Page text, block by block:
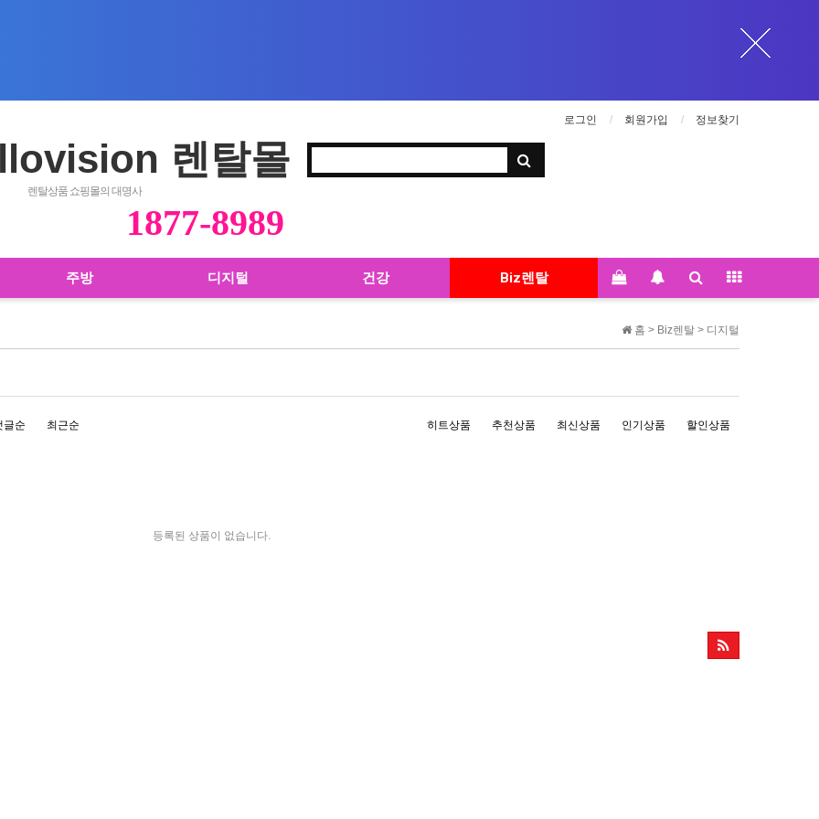
로그인 회원가입 정보찾기
렌탈몰
렌탈상품 쇼핑몰의 대명사
1877-8989
주방 디지털 건강 Biz렌탈
홈 > Biz렌탈 > 디지털
글순 최근순 히트상품 추천상품 최신상품 인기상품 할인상품
등록된 상품이 없습니다.